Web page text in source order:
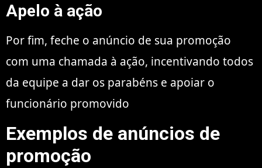
Apelo à ação
Por fim, feche o anúncio de sua promoção
com uma chamada à ação, incentivando todos
da equipe a dar os parabéns e apoiar o
funcionário promovido
Exemplos de anúncios de
promoção